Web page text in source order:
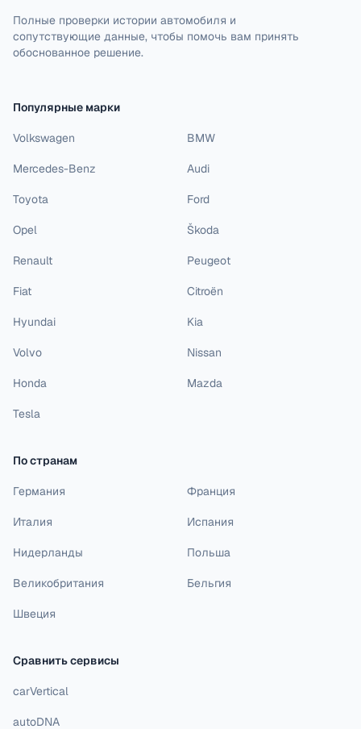
Полные проверки истории автомобиля и
сопутствующие данные, чтобы помочь вам принять
обоснованное решение.
Популярные марки
Volkswagen BMW
Mercedes-Benz Audi
Toyota Ford
Opel Škoda
Renault Peugeot
Fiat Citroën
Hyundai Kia
Volvo Nissan
Honda Mazda
Tesla
По странам
Германия Франция
Италия Испания
Нидерланды Польша
Великобритания Бельгия
Швеция
Сравнить сервисы
carVertical
autoDNA